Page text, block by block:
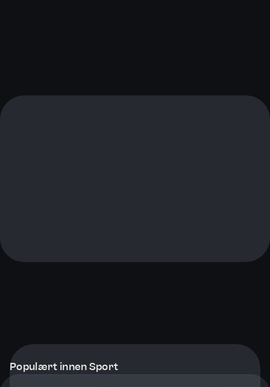
Populært innen Sport